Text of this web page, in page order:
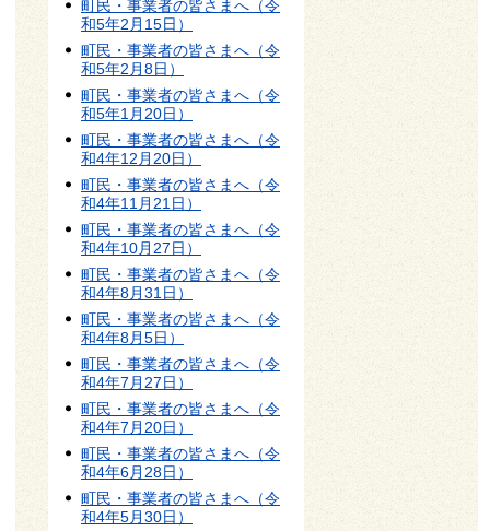
町民・事業者の皆さまへ（令
和5年2月15日）
町民・事業者の皆さまへ（令
和5年2月8日）
町民・事業者の皆さまへ（令
和5年1月20日）
町民・事業者の皆さまへ（令
和4年12月20日）
町民・事業者の皆さまへ（令
和4年11月21日）
町民・事業者の皆さまへ（令
和4年10月27日）
町民・事業者の皆さまへ（令
和4年8月31日）
町民・事業者の皆さまへ（令
和4年8月5日）
町民・事業者の皆さまへ（令
和4年7月27日）
町民・事業者の皆さまへ（令
和4年7月20日）
町民・事業者の皆さまへ（令
和4年6月28日）
町民・事業者の皆さまへ（令
和4年5月30日）